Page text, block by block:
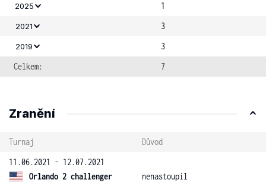
2025 1
2021 3
2019
3
Celkem:
7
Zranění
Turnaj
Důvod
11.06.2021 - 12.07.2021
Orlando 2 challenger
nenastoupil